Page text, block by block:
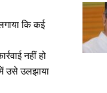
कि कई
नहीं हो
उसे उलझाया